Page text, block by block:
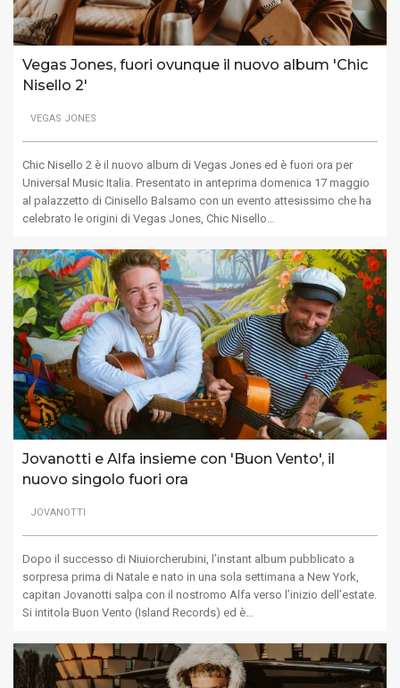
Vegas Jones, fuori ovunque il nuovo album 'Chic
Nisello 2'
VEGAS JONES
Chic Nisello 2 è il nuovo album di Vegas Jones ed è fuori ora per
Universal Music Italia. Presentato in anteprima domenica 17 maggio
al palazzetto di Cinisello Balsamo con un evento attesissimo che ha
celebrato le origini di Vegas Jones, Chic Nisello…
Jovanotti e Alfa insieme con 'Buon Vento', il
nuovo singolo fuori ora
JOVANOTTI
Dopo il successo di Niuiorcherubini, l’instant album pubblicato a
sorpresa prima di Natale e nato in una sola settimana a New York,
capitan Jovanotti salpa con il nostromo Alfa verso l’inizio dell’estate.
Si intitola Buon Vento (Island Records) ed è…